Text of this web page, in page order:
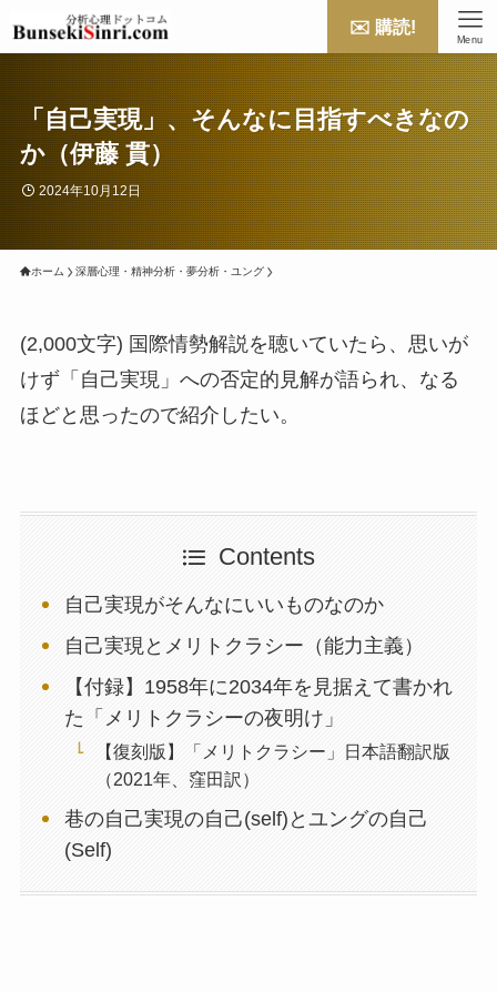
✉️ 購読!
Menu
「自己実現」、そんなに目指すべきなの
か（伊藤 貫）
2024年10月12日
ホーム 深層心理・精神分析・夢分析・ユング
(2,000文字) 国際情勢解説を聴いていたら、思いが
けず「自己実現」への否定的見解が語られ、なる
ほどと思ったので紹介したい。
Contents
自己実現がそんなにいいものなのか
自己実現とメリトクラシー（能力主義）
【付録】1958年に2034年を見据えて書かれ
た「メリトクラシーの夜明け」
【復刻版】「メリトクラシー」日本語翻訳版
（2021年、窪田訳）
巷の自己実現の自己(self)とユングの自己
(Self)